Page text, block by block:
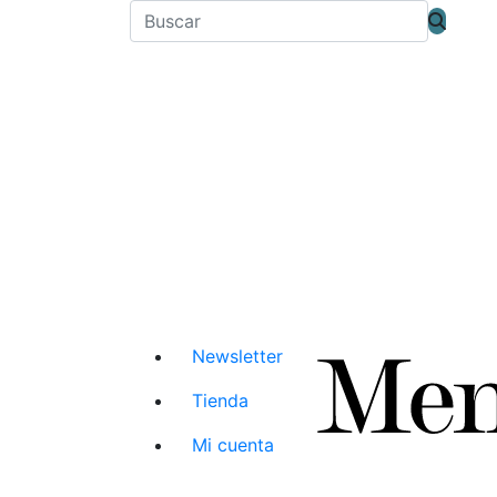
Newsletter
Tienda
Mi cuenta